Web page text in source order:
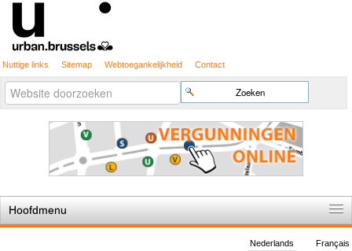
Nuttige links Sitemap Webtoegankelijkheid Contact
Zoek
Geavanceerd
zoeken...
Hoofdmenu
Français
Nederlands